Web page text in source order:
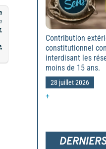
Contribution
constitutionnel
interdisant les
moins de 15 ans.
28 juillet 2026
+